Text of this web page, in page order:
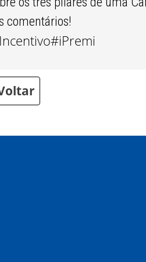
comentários!
#iPremi